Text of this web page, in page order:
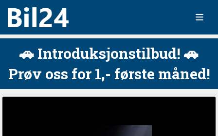
🚗 Introduksjonstilbud! 🚗
Prøv oss for 1,- første måned!